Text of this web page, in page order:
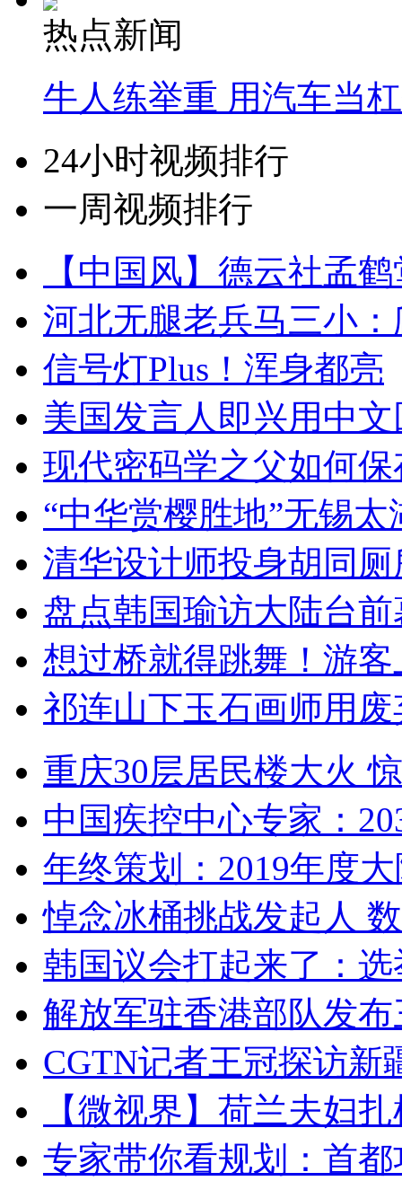
热点新闻
牛人练举重 用汽车当
24小时视频排行
一周视频排行
【中国风】德云社孟
河北无腿老兵马三小
信号灯Plus！浑身都亮
美国发言人即兴用中
现代密码学之父如何
“中华赏樱胜地”无锡
清华设计师投身胡同
盘点韩国瑜访大陆台
想过桥就得跳舞！游客
祁连山下玉石画师用
重庆30层居民楼大火
中国疾控中心专家：
年终策划：2019年度
悼念冰桶挑战发起人
韩国议会打起来了：
解放军驻香港部队发
CGTN记者王冠探访新
【微视界】荷兰夫妇
专家带你看规划：首